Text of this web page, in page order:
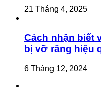
21 Tháng 4, 2025
Cách nhận biết
bị vỡ răng hiệu
6 Tháng 12, 2024